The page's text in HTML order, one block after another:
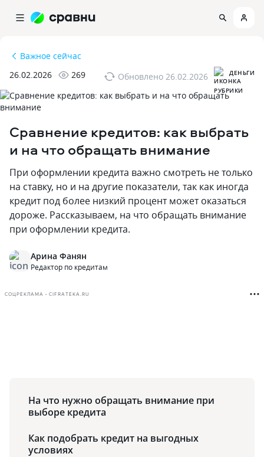
Важное сейчас
26.02.2026
269 Обновлено 26.02.2026 ДЕНЬГИ
Сравнение кредитов: как выбрать
и на что обращать внимание
При оформлении кредита важно смотреть не только
на ставку‚ но и на другие показатели‚ так как иногда
кредит под более низкий процент может оказаться
дороже. Рассказываем‚ на что обращать внимание
при оформлении кредита.
Арина Фанян
Редактор по кредитам
СОЦРЕКЛАМА • CIFRATEKA.RU
На что нужно обращать внимание при
выборе кредита
Как подобрать кредит на выгодных
условиях